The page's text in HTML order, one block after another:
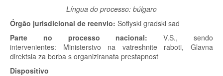
Língua do processo: búlgaro
Órgão jurisdicional de reenvio: Sofiyski gradski sad
Parte no processo nacional:V.S.,sendo
intervenientes:
Ministerstvo na vatreshnite raboti, Glavna
direktsia za borba s organiziranata prestapnost
Dispositivo